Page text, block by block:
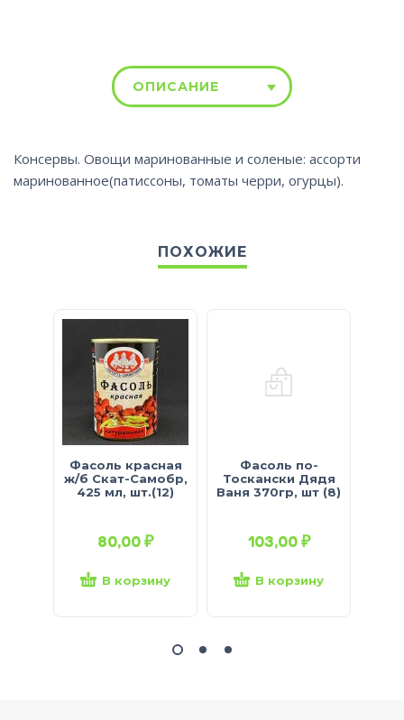
ОПИСАНИЕ
Консервы. Овощи маринованные и соленые: ассорти
маринованное(патиссоны, томаты черри, огурцы).
ПОХОЖИЕ
Фасоль красная
ж/б Скат-Самобр,
425 мл, шт.(12)
80,00₽
В корзину
Фасоль по-
Тоскански Дядя
Ваня 370гр, шт (8)
103,00₽
В корзину